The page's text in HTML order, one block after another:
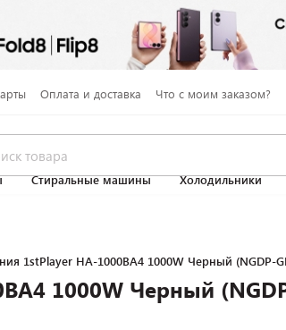
Оплата и доставка Что с моим заказом?
Стиральные машины Холодильники
1stPlayer HA-1000BA4 1000W Черный (NGDP-
1000W Черный